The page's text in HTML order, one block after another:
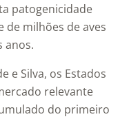
patogenicidade
de milhões de aves
anos.
e Silva, os Estados
relevante
do primeiro